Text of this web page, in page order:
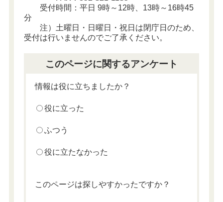
受付時間：平日 9時～12時、13時～16時45
分
注）土曜日・日曜日・祝日は閉庁日のため、
受付は行いませんのでご了承ください。
このページに関するアンケート
情報は役に立ちましたか？
役に立った
ふつう
役に立たなかった
このページは探しやすかったですか？